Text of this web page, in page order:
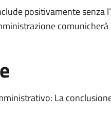
positivamente senza
comunicherà
La